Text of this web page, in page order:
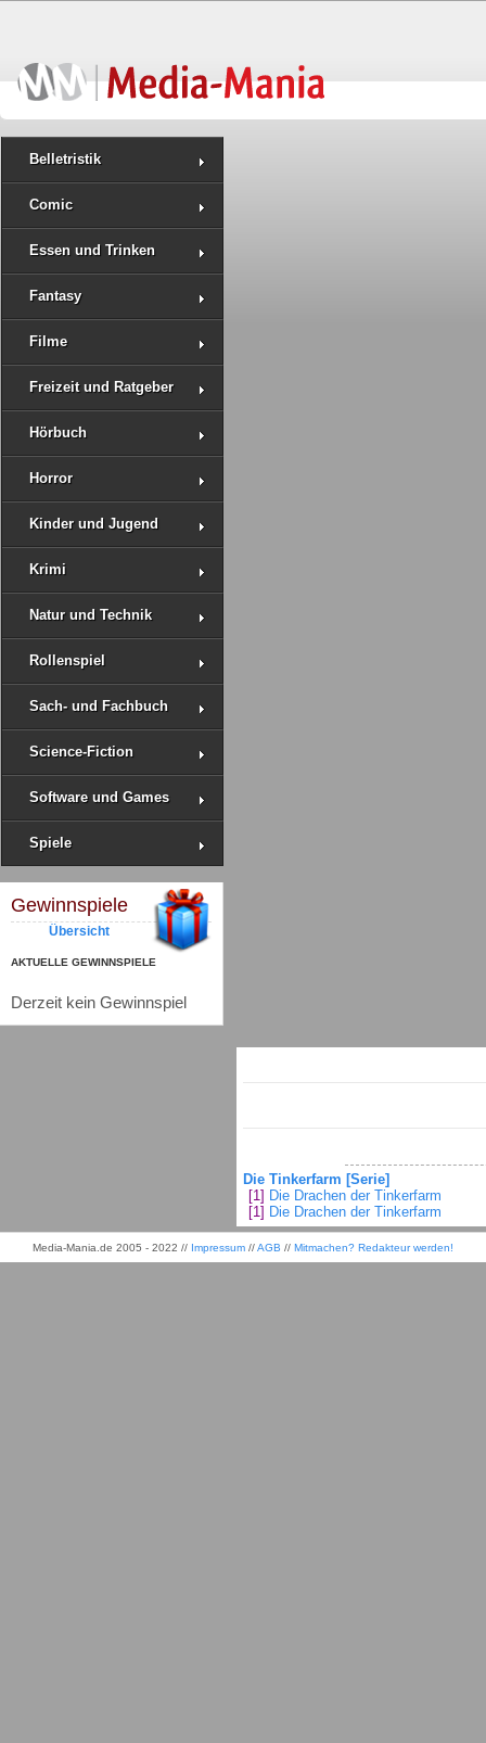
Belletristik
Comic
Essen und Trinken
Fantasy
Filme
Freizeit und Ratgeber
Hörbuch
Horror
Kinder und Jugend
Krimi
Natur und Technik
Rollenspiel
Sach- und Fachbuch
Science-Fiction
Software und Games
Spiele
Gewinnspiele
Übersicht
AKTUELLE GEWINNSPIELE
Derzeit kein Gewinnspiel
Die Tinkerfarm [Serie]
[1] Die Drachen der Tinkerfarm
[1] Die Drachen der Tinkerfarm
Media-Mania.de 2005 - 2022 // Impressum //AGB // Mitmachen? Redakteur werden!